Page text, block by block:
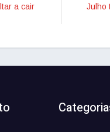
a cair
Julho